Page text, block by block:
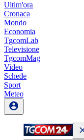
Ultim'ora
Cronaca
Mondo
Economia
TgcomLab
Televisione
TgcomMag
Video
Schede
Sport
Meteo